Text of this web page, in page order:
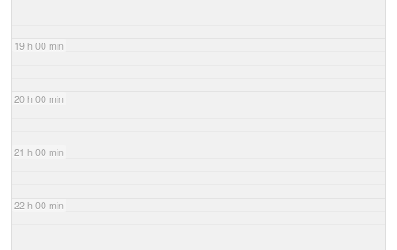
19 h 00 min
20 h 00 min
21 h 00 min
22 h 00 min